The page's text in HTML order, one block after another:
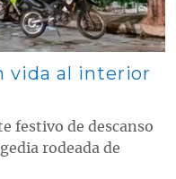
vida al interior
festivo de descanso
rodeada de